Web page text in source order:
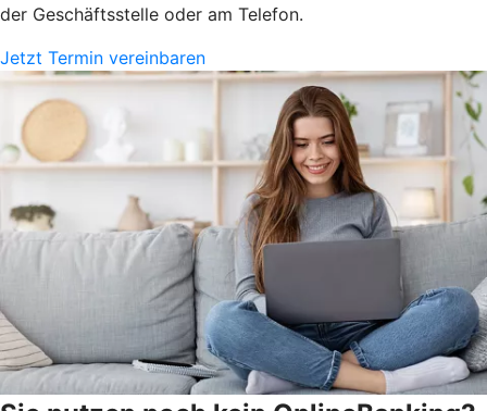
der Geschäftsstelle oder am Telefon.
Jetzt Termin vereinbaren